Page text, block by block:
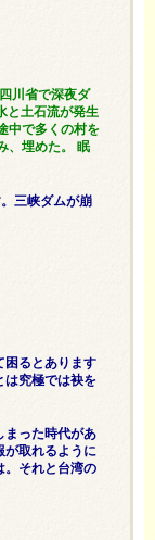
川省で深夜ダ
と土石流が発生
中で多くの村を
、埋めた。 眠
三峡ダムが崩
困るとあります
は究極では袂を
まった時代があ
が取れるように
。それと台湾の